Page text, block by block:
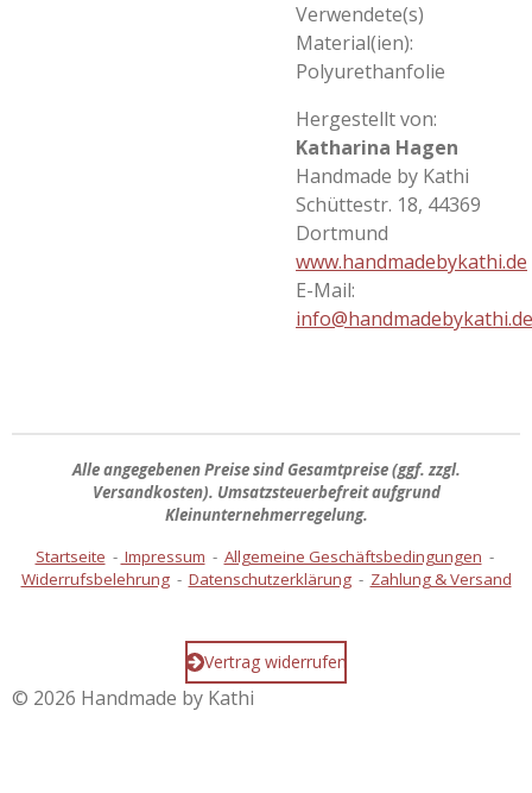
Verwendete(s)
Material(ien):
Polyurethanfolie
Hergestellt von:
Katharina Hagen
Handmade by Kathi
Schüttestr. 18, 44369
Dortmund
www.handmadebykathi.de
E-Mail:
info@handmadebykathi.de
Alle angegebenen Preise sindGesamtpreise(ggf. zzgl.
Versandkosten). Umsatzsteuerbefreit aufgrund
Kleinunternehmerregelung.
Startseite - Impressum - Allgemeine Geschäftsbedingungen -
Widerrufsbelehrung- Datenschutzerklärung- Zahlung & Versand
Vertrag widerrufen
© 2026 Handmade by Kathi